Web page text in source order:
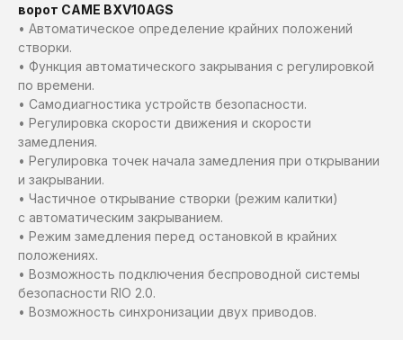
ворот CAME BXV10AGS
• Автоматическое определение крайних положений
створки.
• Функция автоматического закрывания с регулировкой
по времени.
• Самодиагностика устройств безопасности.
• Регулировка скорости движения и скорости
замедления.
• Регулировка точек начала замедления при открывании
и закрывании.
• Частичное открывание створки (режим калитки)
с автоматическим закрыванием.
• Режим замедления перед остановкой в крайних
положениях.
• Возможность подключения беспроводной системы
безопасности RIO 2.0.
• Возможность синхронизации двух приводов.